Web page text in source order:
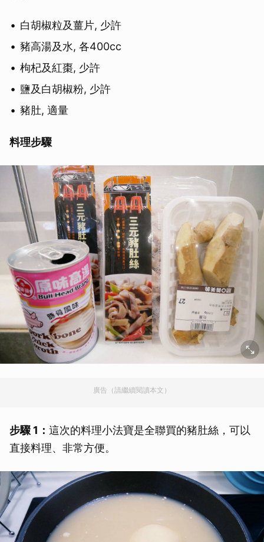
白胡椒粒及薑片, 少許
豬高湯及水, 各400cc
枸杞及紅棗, 少許
鹽及白胡椒粉, 少許
豬肚, 適量
料理步驟
廣告（請繼續閱讀本文）
步驟 1： 這次的料理小法寶是全聯買的豬肚絲，可以
直接料理、非常方便。